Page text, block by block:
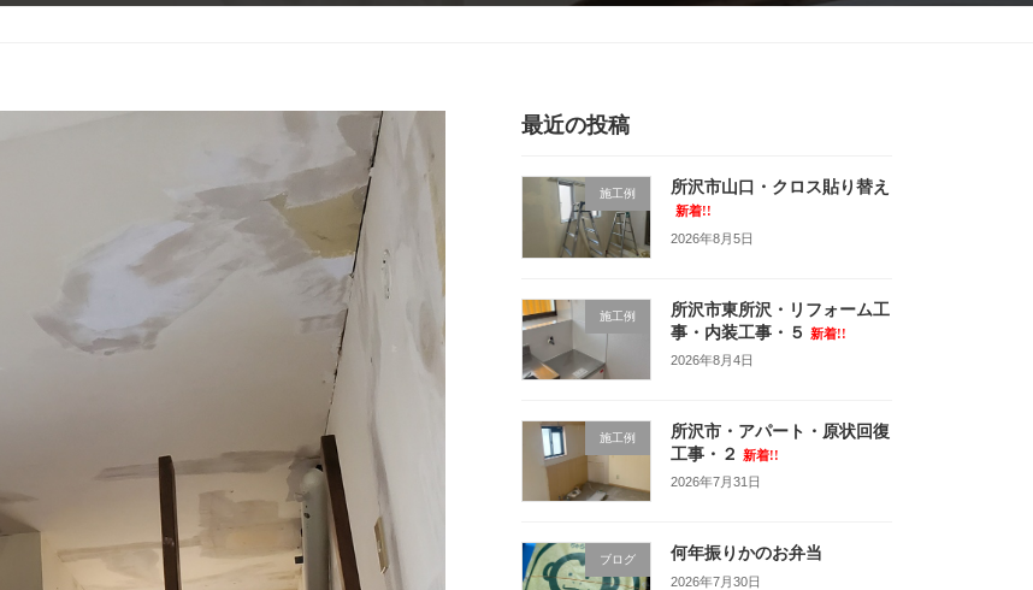
日
最近の投稿
施工例 所沢市山口・クロス貼り替え
新着!!
2026年8月5日
施工例
所沢市東所沢・リフォーム工
事・内装工事・５
新着!!
2026年8月4日
施工例
所沢市・アパート・原状回復
工事・２
新着!!
2026年7月31日
ブログ 何年振りかのお弁当
2026年7月30日